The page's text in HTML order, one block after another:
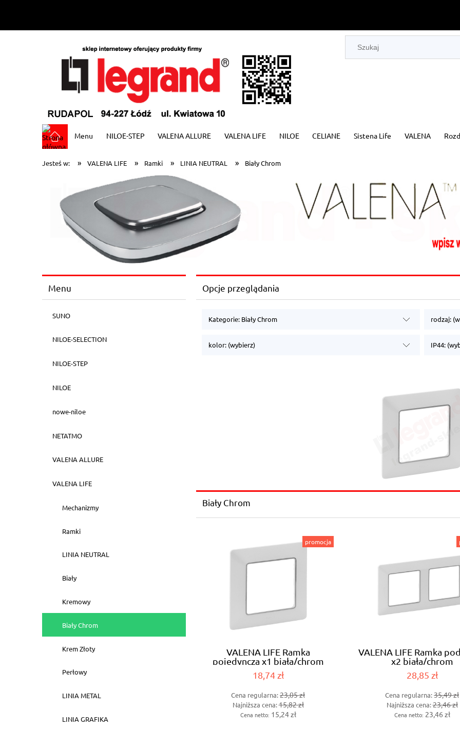
Menu NILOE-STEP VALENA ALLURE VALENA LIFE NILOE CELIANE Sistena Life VALENA
Jesteś w: » VALENA LIFE » Ramki » LINIA NEUTRAL » Biały Chrom
Menu
SUNO
NILOE-SELECTION
NILOE-STEP
NILOE
nowe-niloe
NETATMO
VALENA ALLURE
VALENA LIFE
Mechanizmy
Ramki
LINIA NEUTRAL
Biały
Kremowy
Biały Chrom
Krem Złoty
Perłowy
LINIA METAL
LINIA GRAFIKA
Opcje przeglądania
Kategorie: Biały Chrom rodzaj:
kolor: (wybierz) IP44:
Biały Chrom
VALENA LIFE Ramka
pojedyncza x1 biała/chrom
(754031)
18,74 zł
Cena regularna:23,05 zł
Najniższa cena:15,82 zł
Cena netto: 15,24 zł
promocja
VALENA LIFE Ramka
x2 biała/chrom
pozioma/pionowa
28,85 zł
Cena regularna:35,49 zł
Najniższa cena:23,46 zł
Cena netto: 23,46 zł